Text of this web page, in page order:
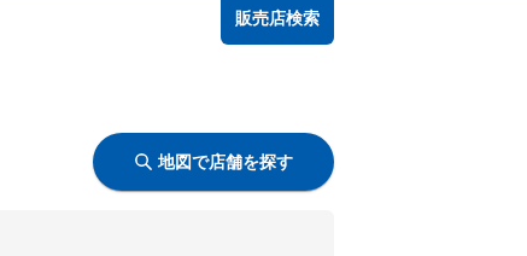
販売店検索
地図で店舗を探す